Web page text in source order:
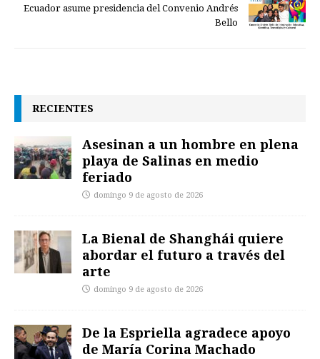
Ecuador asume presidencia del Convenio Andrés
Bello
RECIENTES
Asesinan a un hombre en plena
playa de Salinas en medio
feriado
domingo 9 de agosto de 2026
La Bienal de Shanghái quiere
abordar el futuro a través del
arte
domingo 9 de agosto de 2026
De la Espriella agradece apoyo
de María Corina Machado